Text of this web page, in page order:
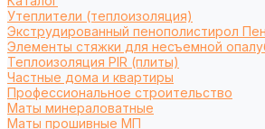
Утеплители (теплоизоляция)
Экструдированный пенополистирол
Элементы стяжки для несъемной
Теплоизоляция PIR (плиты)
Частные дома и квартиры
Профессиональное строительство
Маты минераловатные
Маты прошивные МП